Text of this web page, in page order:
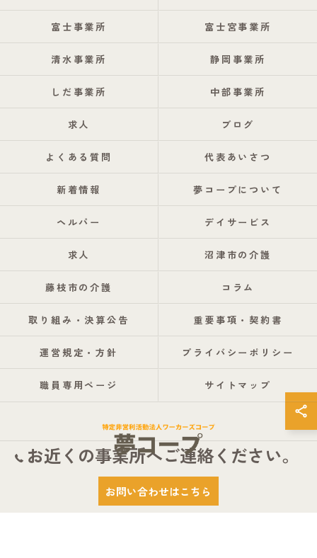
お近くの事業所へご連絡ください。
お問い合わせはこちら
富士事業所 富士宮事業所
清水事業所 静岡事業所
しだ事業所 中部事業所
求人 ブログ
よくある質問 代表あいさつ
新着情報 夢コープについて
ヘルパー デイサービス
求人 沼津市の介護
藤枝市の介護 コラム
取り組み・決算公告 重要事項・契約書
運営規定・方針 プライバシーポリシー
職員専用ページ サイトマップ
ALL RIGHTS RESERVED.